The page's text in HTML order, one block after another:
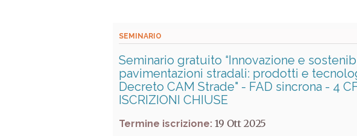
SEMINARIO
Seminario gratuito “Innovazione e
pavimentazioni stradali: prodotti e
Decreto CAM Strade" - FAD sincrona - 4
ISCRIZIONI CHIUSE
Termine iscrizione: 19 Ott 2025